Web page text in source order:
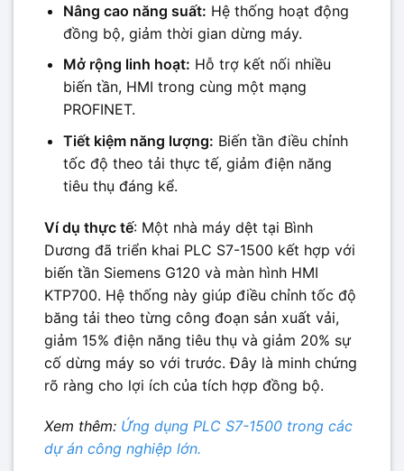
Nâng cao năng suất: Hệ thống hoạt động
đồng bộ, giảm thời gian dừng máy.
Mở rộng linh hoạt: Hỗ trợ kết nối nhiều
biến tần, HMI trong cùng một mạng
PROFINET.
Tiết kiệm năng lượng: Biến tần điều chỉnh
tốc độ theo tải thực tế, giảm điện năng
tiêu thụ đáng kể.
Ví dụ thực tế: Một nhà máy dệt tại Bình
Dương đã triển khai PLC S7-1500 kết hợp với
biến tần Siemens G120 và màn hình HMI
KTP700. Hệ thống này giúp điều chỉnh tốc độ
băng tải theo từng công đoạn sản xuất vải,
giảm 15% điện năng tiêu thụ và giảm 20% sự
cố dừng máy so với trước. Đây là minh chứng
rõ ràng cho lợi ích của tích hợp đồng bộ.
Xem thêm: Ứng dụng PLC S7-1500 trong các
dự án công nghiệp lớn.